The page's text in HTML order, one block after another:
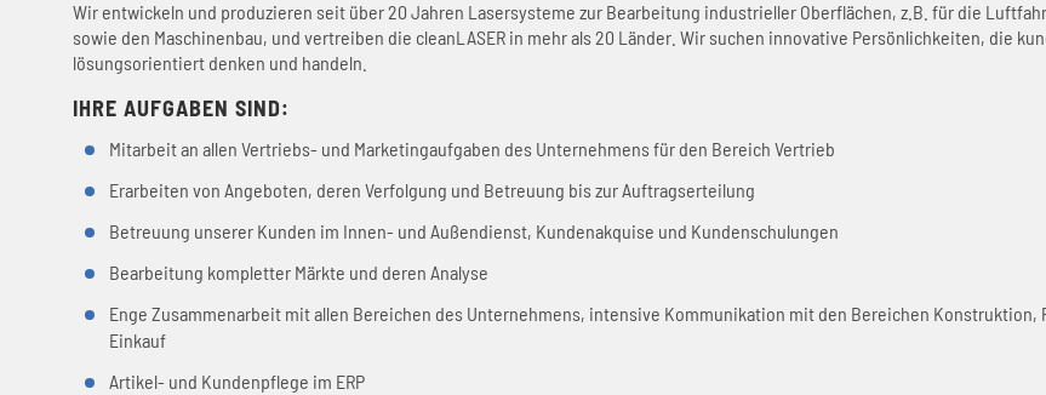
Wir entwickeln und produzieren seit über 20 Jahren Lasersysteme zur Bearbeitung industrieller Oberflächen, z.B. für die
sowie den Maschinenbau, und vertreiben die cleanLASER in mehr als 20 Länder. Wir suchen innovative Persönlichkeiten, die
lösungsorientiert denken und handeln.
IHRE AUFGABEN SIND:
Mitarbeit an allen Vertriebs- und Marketingaufgaben des Unternehmens für den Bereich Vertrieb
Erarbeiten von Angeboten, deren Verfolgung und Betreuung bis zur Auftragserteilung
Betreuung unserer Kunden im Innen- und Außendienst, Kundenakquise und Kundenschulungen
Bearbeitung kompletter Märkte und deren Analyse
Enge Zusammenarbeit mit allen Bereichen des Unternehmens, intensive Kommunikation mit den Bereichen Konstruktion,
Einkauf
Artikel- und Kundenpflege im ERP